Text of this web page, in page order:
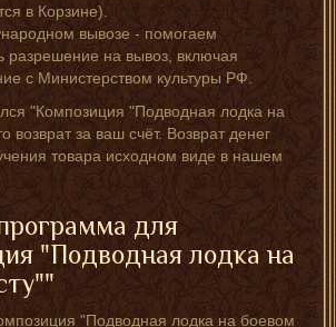
в Корзине).
вывозе - помогаем
разрешение на вывоз, включая
с Министерством культуры РФ.
"Композиция "Подводная лодка на
возврат за ваш счёт. Возврат денег
товара исходном виде в нашем
для
"Подводная лодка на
"Подводная лодка на боевом